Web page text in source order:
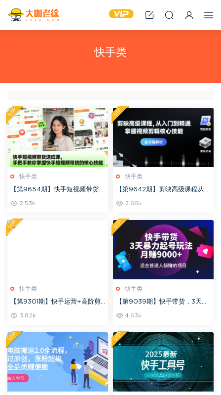
快手类
快手类
【第9654期】快手短视频带货速
成课，手把手教你掌握短视频带
2.53k
VIP
快手类
【第9642期】剪映高级课程从入
门到精通，掌握视频剪辑核心技
2.66k
VIP
快手类
【第9301期】快手运营+高阶剪
辑实战课，0到1学习短视频带货
3.82k
VIP
快手类
【第9039期】快手带货，3天起
号暴力玩法，月赚9000+，适合
4.63k
VIP
VIP VIP